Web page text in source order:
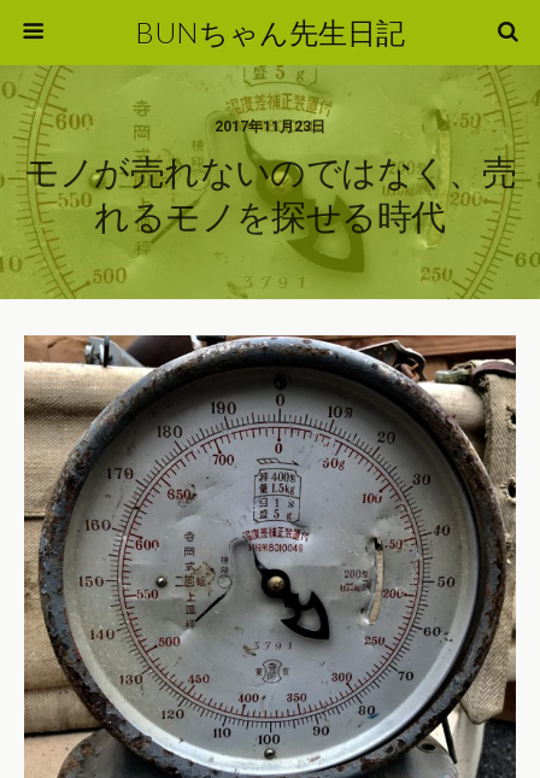
BUNちゃん先生日記
2017年11月23日
モノが売れないのではなく、売
れるモノを探せる時代